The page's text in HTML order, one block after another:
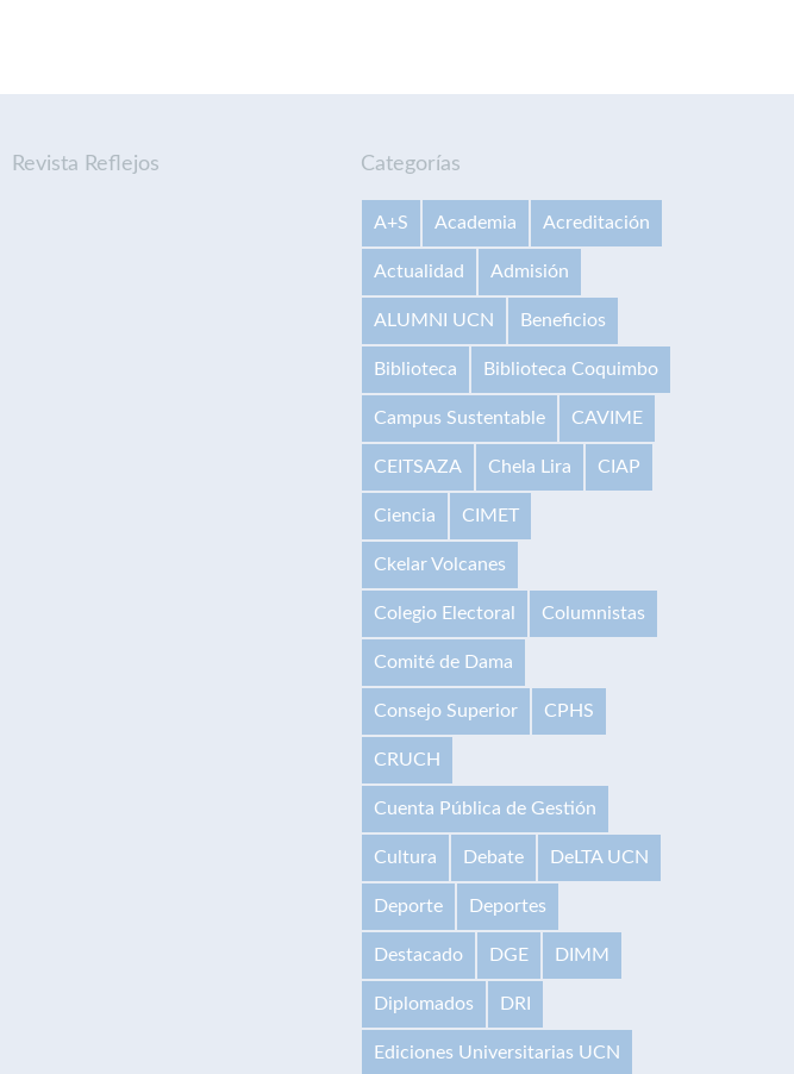
Revista Reflejos Categorías
A+S Academia Acreditación
Actualidad Admisión
ALUMNI UCN Beneficios
Biblioteca Biblioteca Coquimbo
Campus Sustentable CAVIME
CEITSAZA Chela Lira CIAP
Ciencia CIMET
Ckelar Volcanes
Colegio Electoral Columnistas
Comité de Dama
Consejo Superior CPHS
CRUCH
Cuenta Pública de Gestión
Cultura Debate DeLTA UCN
Deporte Deportes
Destacado DGE DIMM
Diplomados DRI
Ediciones Universitarias UCN